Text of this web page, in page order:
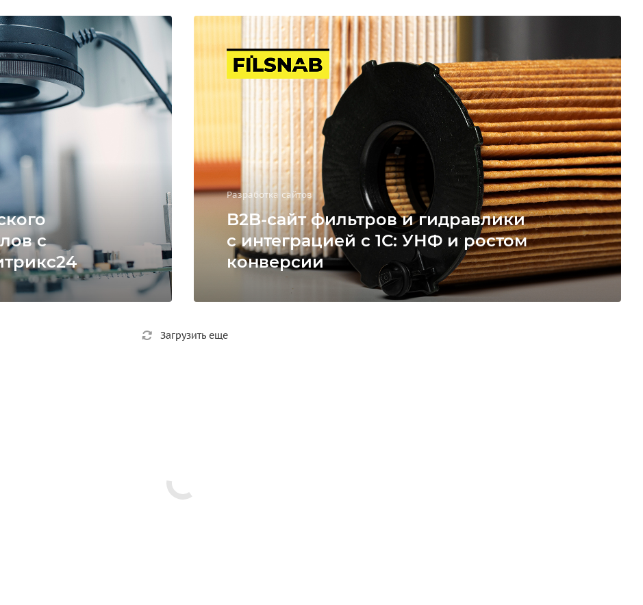
с
Разработка сайтов
B2B-сайт фильтров и гидравлики
с интеграцией с 1С: УНФ и ростом
конверсии
Загрузить еще